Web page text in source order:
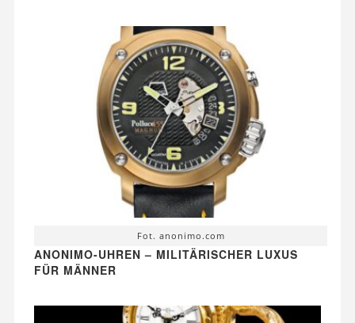
Fot. anonimo.com
ANONIMO-UHREN – MILITÄRISCHER LUXUS
FÜR MÄNNER